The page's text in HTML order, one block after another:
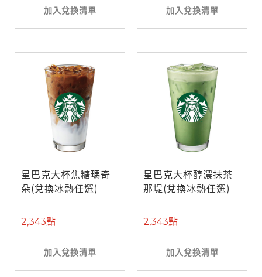
加入兌換清單 加入兌換清單
星巴克大杯焦糖瑪奇
朵(兌換冰熱任選)
2,343點
加入兌換清單
星巴克大杯醇濃抹茶
那堤(兌換冰熱任選)
2,343點
加入兌換清單